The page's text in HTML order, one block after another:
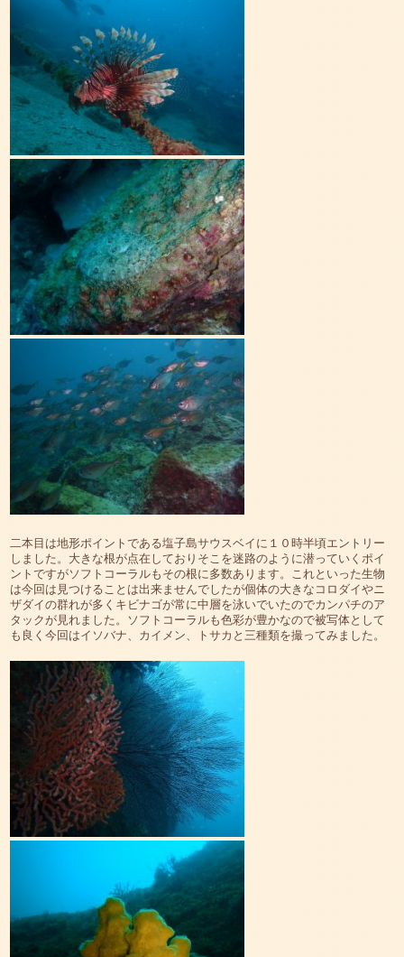
二本目は地形ポイントである塩子島サウスベイに１０時半頃エントリー
しました。大きな根が点在しておりそこを迷路のように潜っていくポイ
ントですがソフトコーラルもその根に多数あります。これといった生物
は今回は見つけることは出来ませんでしたが個体の大きなコロダイやニ
ザダイの群れが多くキビナゴが常に中層を泳いでいたのでカンパチのア
タックが見れました。ソフトコーラルも色彩が豊かなので被写体として
も良く今回はイソバナ、カイメン、トサカと三種類を撮ってみました。